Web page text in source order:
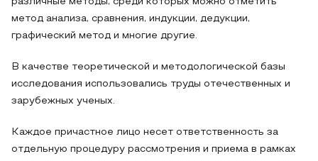
метод анализа, сравнения, индукции, дедукции,
графический метод и многие другие.
В качестве теоретической и методологической базы
исследования использовались труды отечественных и
зарубежных ученых.
Каждое причастное лицо несет ответственность за
отдельную процедуру рассмотрения и приема в рамках